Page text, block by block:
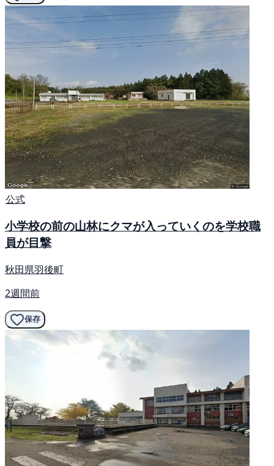
公式
小学校の前の山林にクマが入っていくのを学校職
員が目撃
秋田県羽後町
2週間前
保存